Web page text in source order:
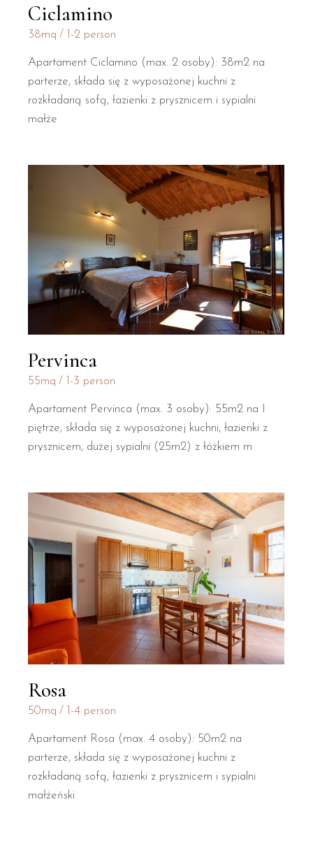
Ciclamino
38mq 1-2 person
Apartament Ciclamino (max. 2 osoby): 38m2 na
parterze, składa się z wyposażonej kuchni z
rozkładaną sofą, łazienki z prysznicem i sypialni
małże
Pervinca
55mq 1-3 person
Apartament Pervinca (max. 3 osoby): 55m2 na I
piętrze, składa się z wyposażonej kuchni, łazienki z
prysznicem, dużej sypialni (25m2) z łóżkiem m
Rosa
50mq 1-4 person
Apartament Rosa (max. 4 osoby): 50m2 na
parterze, składa się z wyposażonej kuchni z
rozkładaną sofą, łazienki z prysznicem i sypialni
małżeński